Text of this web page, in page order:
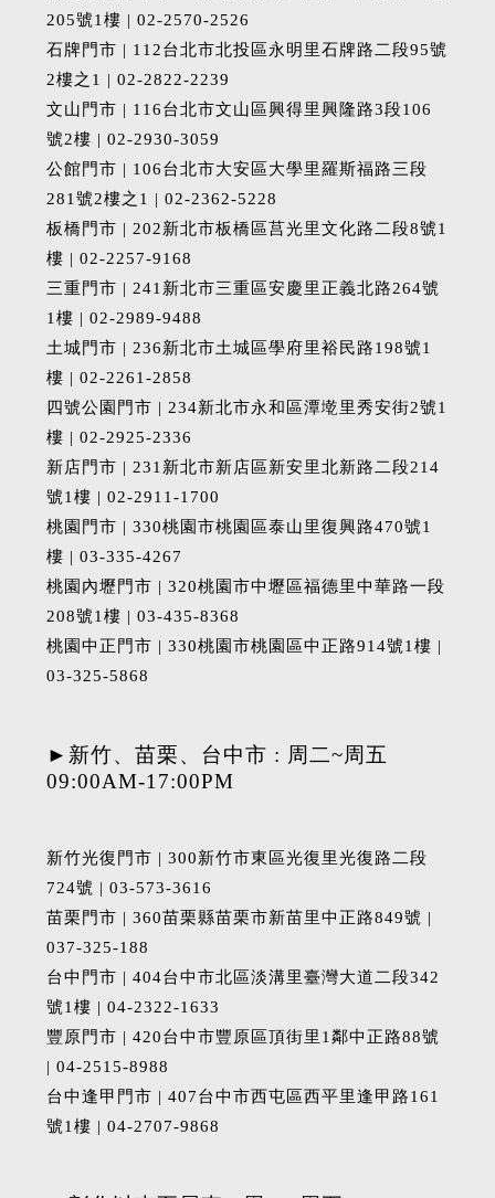
205號1樓 | 02-2570-2526
石牌門市 | 112台北市北投區永明里石牌路二段95號
2樓之1 | 02-2822-2239
文山門市 | 116台北市文山區興得里興隆路3段106
號2樓 | 02-2930-3059
公館門市 | 106台北市大安區大學里羅斯福路三段
281號2樓之1 | 02-2362-5228
板橋門市 | 202新北市板橋區莒光里文化路二段8號1
樓 | 02-2257-9168
三重門市 | 241新北市三重區安慶里正義北路264號
1樓 | 02-2989-9488
土城門市 | 236新北市土城區學府里裕民路198號1
樓 | 02-2261-2858
四號公園門市 | 234新北市永和區潭墘里秀安街2號1
樓 | 02-2925-2336
新店門市 | 231新北市新店區新安里北新路二段214
號1樓 | 02-2911-1700
桃園門市 | 330桃園市桃園區泰山里復興路470號1
樓 | 03-335-4267
桃園內壢門市 | 320桃園市中壢區福德里中華路一段
208號1樓 | 03-435-8368
桃園中正門市 | 330桃園市桃園區中正路914號1樓 |
03-325-5868
►新竹、苗栗、台中市 : 周二~周五
09:00AM-17:00PM
新竹光復門市 | 300新竹市東區光復里光復路二段
724號 | 03-573-3616
苗栗門市 | 360苗栗縣苗栗市新苗里中正路849號 |
037-325-188
台中門市 | 404台中市北區淡溝里臺灣大道二段342
號1樓 | 04-2322-1633
豐原門市 | 420台中市豐原區頂街里1鄰中正路88號
| 04-2515-8988
台中逢甲門市 | 407台中市西屯區西平里逢甲路161
號1樓 | 04-2707-9868